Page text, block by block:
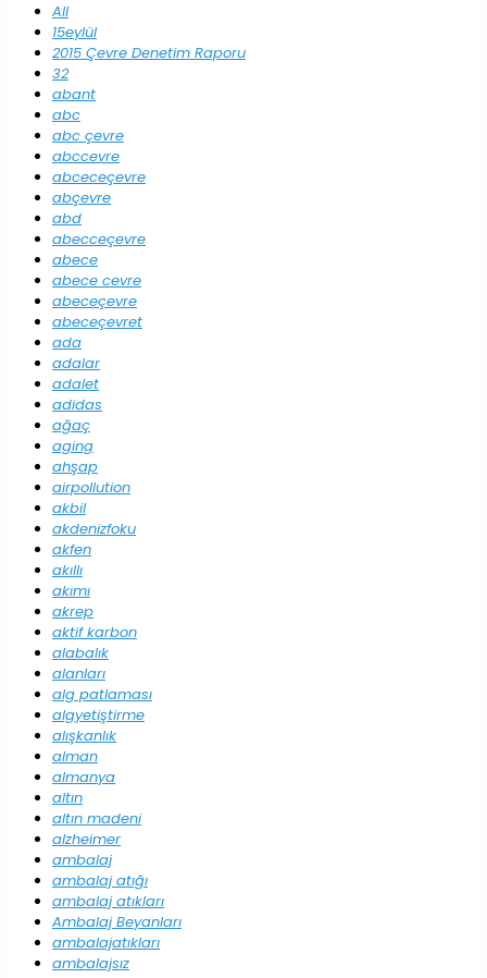
All
15eylül
2015 Çevre Denetim Raporu
32
abant
abc
abc çevre
abccevre
abceceçevre
abçevre
abd
abecceçevre
abece
abece cevre
abeceçevre
abeceçevret
ada
adalar
adalet
adidas
ağaç
aging
ahşap
airpollution
akbil
akdenizfoku
akfen
akıllı
akımı
akrep
aktif karbon
alabalık
alanları
alg patlaması
algyetiştirme
alışkanlık
alman
almanya
altın
altın madeni
alzheimer
ambalaj
ambalaj atığı
ambalaj atıkları
Ambalaj Beyanları
ambalajatıkları
ambalajsız